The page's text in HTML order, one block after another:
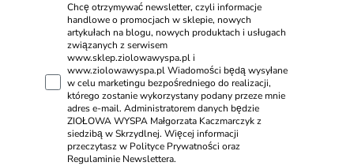
Chcę otrzymywać newsletter, czyli informacje
handlowe o promocjach w sklepie, nowych
artykułach na blogu, nowych produktach i usługach
związanych z serwisem
www.sklep.ziolowawyspa.pl i
www.ziolowawyspa.pl Wiadomości będą wysyłane
w celu marketingu bezpośredniego do realizacji,
którego zostanie wykorzystany podany przeze mnie
adres e-mail. Administratorem danych będzie
ZIOŁOWA WYSPA Małgorzata Kaczmarczyk z
siedzibą w Skrzydlnej. Więcej informacji
przeczytasz w Polityce Prywatności oraz
Regulaminie Newslettera.